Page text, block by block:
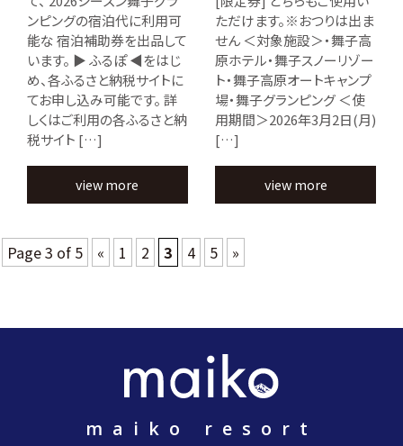
ンピングの宿泊代に利用可
能な 宿泊補助券を出品して
います。 ▶ ふるぽ ◀をはじ
め、各ふるさと納税サイトに
てお申し込み可能です。 詳
しくはご利用の各ふるさと納
税サイト […]
view more
ただけます。※おつりは出ま
せん ＜対象施設＞・舞子高
原ホテル・舞子スノーリゾー
ト・舞子高原オートキャンプ
場・舞子グランピング ＜使
用期間＞2026年3月2日(月)
[…]
view more
Page 3 of 5 « 1 2 3 4 5 »
maiko resort